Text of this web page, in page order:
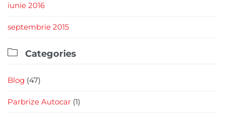
iunie 2016
septembrie 2015
 Categories
Blog (47)
Parbrize Autocar (1)